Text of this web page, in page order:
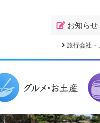
お知らせ
旅行会社